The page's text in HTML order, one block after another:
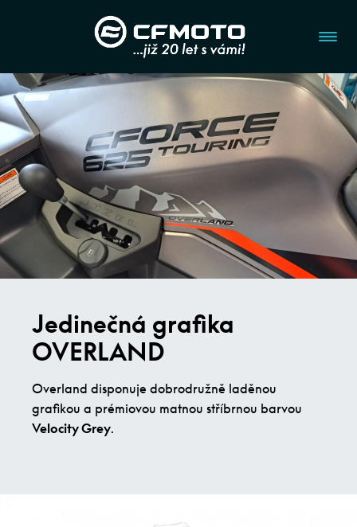
Jedinečná grafika
OVERLAND
Overland disponuje dobrodružně laděnou
grafikou a prémiovou matnou stříbrnou barvou
Velocity Grey.